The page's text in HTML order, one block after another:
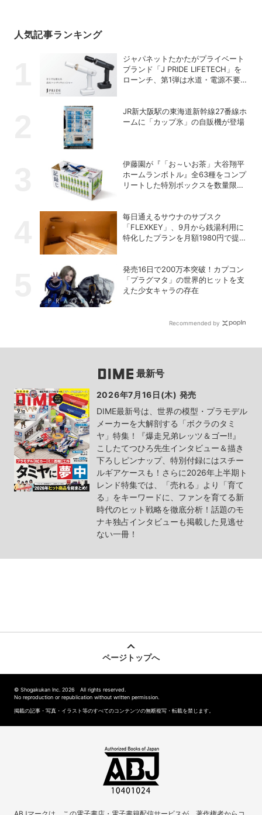
人気記事ランキング
ジャパネットたかたがプライベート
ブランド「J PRIDE LIFETECH」を
ローンチ、第1弾は水道・電源不要
JR新大阪駅の東海道新幹線27番線ホ
ームに「カップ氷」の自販機が登場
伊藤園が『「お～いお茶」大谷翔平
ホームランボトル』全63種をコンプ
リートした特別ボックスを数量限定
毎日通えるサウナのサブスク
「FLEXKEY」、9月から銭湯利用に
特化したプランを月額1980円で提供
発売16日で200万本突破！カプコン
「プラグマタ」の世界的ヒットを支
えた少女キャラの存在
Recommended by
最新号
2026年7月16日(木) 発売
DIME最新号は、世界の模型・プラモデル
メーカーを大解剖する「ボクラのタミ
ヤ」特集！『爆走兄弟レッツ＆ゴー!!』
こしたてつひろ先生インタビュー＆描き
下ろしピンナップ、特別付録にはスチー
ルギアケースも！さらに2026年上半期ト
レンド特集では、「売れる」より「育て
る」をキーワードに、ファンを育てる新
時代のヒット戦略を徹底分析！話題のモ
ナキ独占インタビューも掲載した見逃せ
ない一冊！
ページトップへ
© Shogakukan Inc. 2026 All rights reserved.
No reproduction or republication without written permission.
掲載の記事・写真・イラスト等のすべてのコンテンツの無断複写・転載を禁じます。